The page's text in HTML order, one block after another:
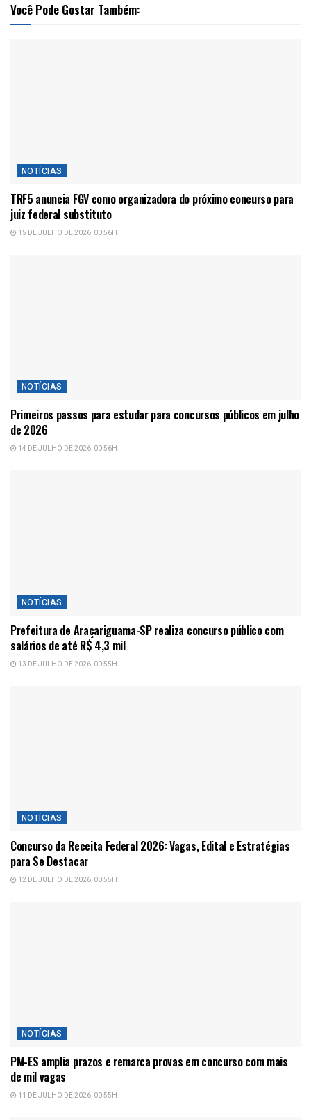
Você Pode Gostar Também:
NOTÍCIAS
TRF5 anuncia FGV como organizadora do próximo concurso para
juiz federal substituto
15 DE JULHO DE 2026, 00:56H
NOTÍCIAS
Primeiros passos para estudar para concursos públicos em julho
de 2026
14 DE JULHO DE 2026, 00:56H
NOTÍCIAS
Prefeitura de Araçariguama-SP realiza concurso público com
salários de até R$ 4,3 mil
13 DE JULHO DE 2026, 00:55H
NOTÍCIAS
Concurso da Receita Federal 2026: Vagas, Edital e Estratégias
para Se Destacar
12 DE JULHO DE 2026, 00:55H
NOTÍCIAS
PM-ES amplia prazos e remarca provas em concurso com mais
de mil vagas
11 DE JULHO DE 2026, 00:55H